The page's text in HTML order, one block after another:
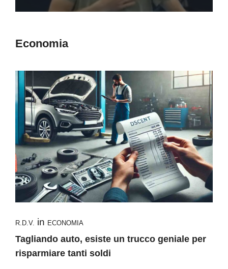
Economia
R.D.V. in ECONOMIA
Tagliando auto, esiste un trucco geniale per
risparmiare tanti soldi